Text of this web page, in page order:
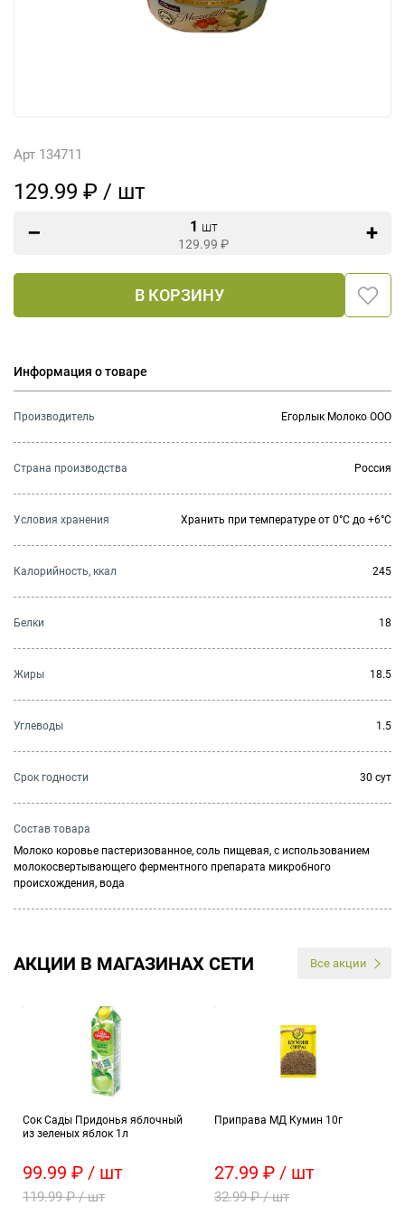
Арт 134711
129.99 ₽ / шт
1 шт
129.99 ₽
В КОРЗИНУ
Информация о товаре
Производитель Егорлык Молоко ООО
Страна производства Россия
Условия хранения Хранить при температуре от 0°С до +6°С
Калорийность, ккал 245
Белки 18
Жиры 18.5
Углеводы 1.5
Cрок годности 30 сут
Состав товара
Молоко коровье пастеризованное, соль пищевая, с использованием
молокосвертывающего ферментного препарата микробного
происхождения, вода
АКЦИИ В МАГАЗИНАХ СЕТИ Все акции
Сок Сады Придонья яблочный
из зеленых яблок 1л
99.99 ₽ / шт
119.99 ₽ / шт
Приправа МД Кумин 10г
27.99 ₽ / шт
32.99 ₽ / шт